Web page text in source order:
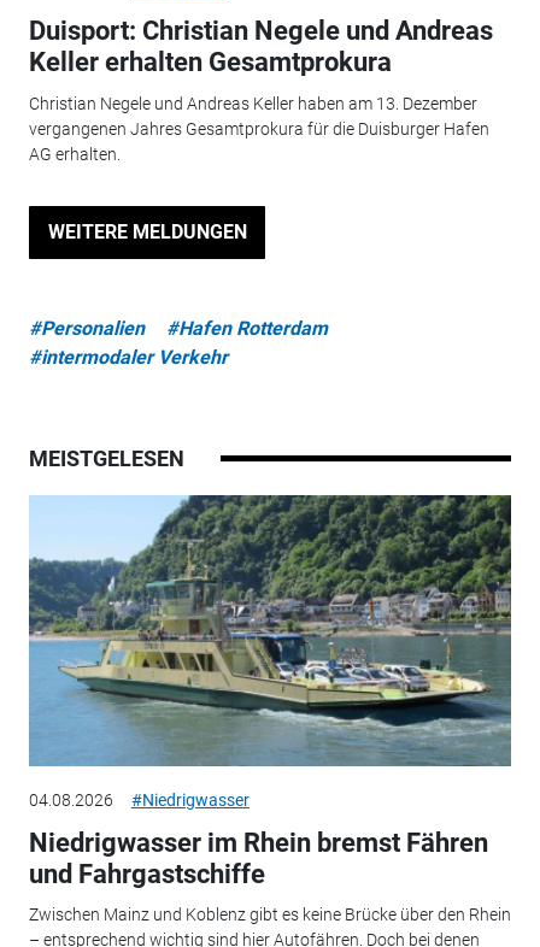
Duisport: Christian Negele und Andreas
Keller erhalten Gesamtprokura
Christian Negele und Andreas Keller haben am 13. Dezember
vergangenen Jahres Gesamtprokura für die Duisburger Hafen
AG erhalten.
WEITERE MELDUNGEN
#Personalien
#Hafen Rotterdam
#intermodaler Verkehr
MEISTGELESEN
04.08.2026 #Niedrigwasser
Niedrigwasser im Rhein bremst Fähren
und Fahrgastschiffe
Zwischen Mainz und Koblenz gibt es keine Brücke über den Rhein
– entsprechend wichtig sind hier Autofähren. Doch bei denen